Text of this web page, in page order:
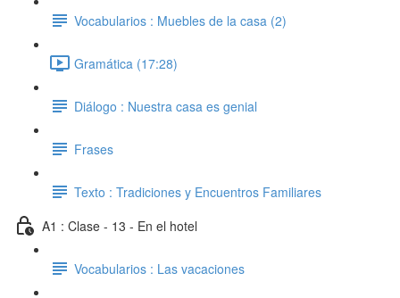
Vocabularios : Muebles de la casa (2)
Gramática (17:28)
Diálogo : Nuestra casa es genial
Frases
Texto : Tradiciones y Encuentros Familiares
A1 : Clase - 13 - En el hotel
Vocabularios : Las vacaciones